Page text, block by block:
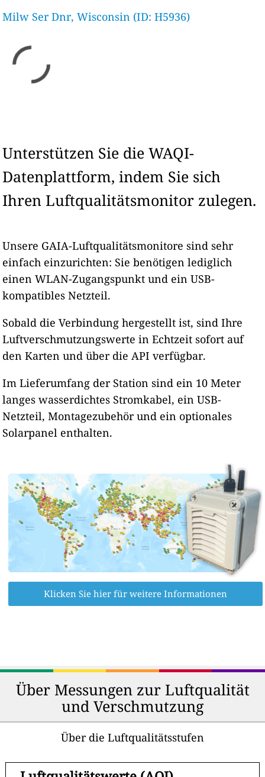
Milw Ser Dnr, Wisconsin (ID: H5936)
Unterstützen Sie die WAQI-
Datenplattform, indem Sie sich
Ihren Luftqualitätsmonitor zulegen.
Unsere GAIA-Luftqualitätsmonitore sind sehr
einfach einzurichten: Sie benötigen lediglich
einen WLAN-Zugangspunkt und ein USB-
kompatibles Netzteil.
Sobald die Verbindung hergestellt ist, sind Ihre
Luftverschmutzungswerte in Echtzeit sofort auf
den Karten und über die API verfügbar.
Im Lieferumfang der Station sind ein 10 Meter
langes wasserdichtes Stromkabel, ein USB-
Netzteil, Montagezubehör und ein optionales
Solarpanel enthalten.
Klicken Sie hier für weitere Informationen
Über Messungen zur Luftqualität
und Verschmutzung
Über die Luftqualitätsstufen